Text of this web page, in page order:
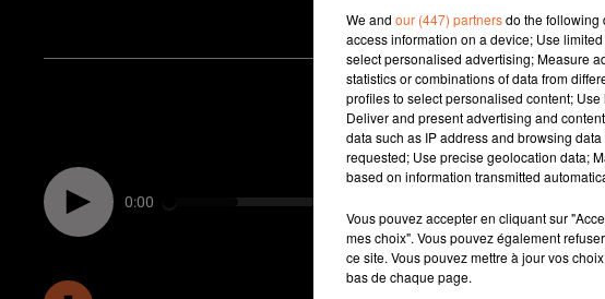
pour cette
Le Puy du Fou
département
symbolise la
Match de gala
clubs de
0:00
We and our (447) partnersdo the following
access information on a device; Use
select personalised advertising; Measure
statistics or combinations of data from
profiles to select personalised content;
Deliver and present advertising and
data such as IP address and browsing
requested; Use precise geolocation data;
based on information transmitted
Vous pouvez accepter en cliquant sur
mes choix". Vous pouvez également
ce site. Vous pouvez mettre à jour vos
bas de chaque page.